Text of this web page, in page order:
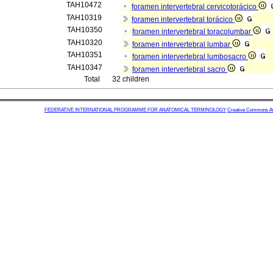
TAH10472
foramen intervertebral cervicotorácico
TAH10319
foramen intervertebral torácico
TAH10350
foramen intervertebral toracolumbar
TAH10320
foramen intervertebral lumbar
TAH10351
foramen intervertebral lumbosacro
TAH10347
foramen intervertebral sacro
Total
32 children
FEDERATIVE INTERNATIONAL PROGRAMME FOR ANATOMICAL TERMINOLOGY Creative Commons